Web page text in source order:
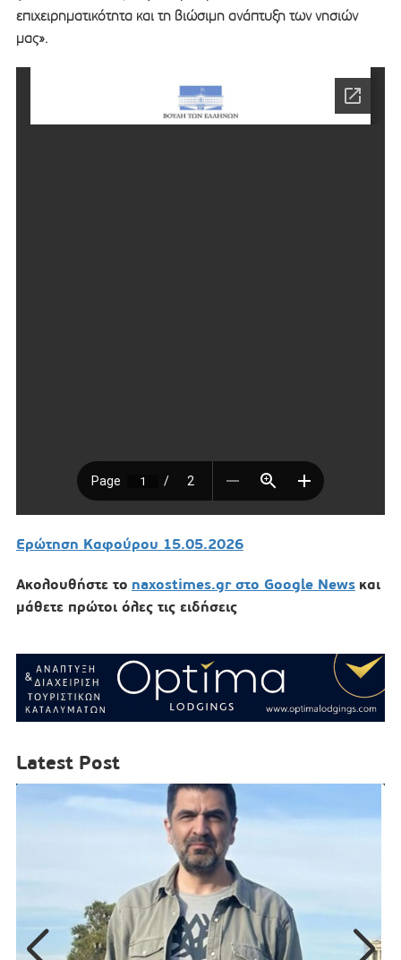
επιχειρηματικότητα και τη βιώσιμη ανάπτυξη των νησιών
μας».
Ερώτηση Καφούρου 15.05.2026
Ακολουθήστε το naxostimes.gr στο Google News και
μάθετε πρώτοι όλες τις ειδήσεις
Latest Post